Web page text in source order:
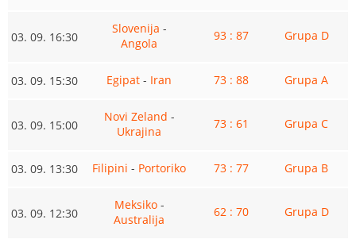
03. 09. 16:30
Slovenija -
Angola
93 : 87 Grupa D
03. 09. 15:30 Egipat - Iran 73 : 88 Grupa A
03. 09. 15:00
Novi Zeland -
Ukrajina
73 : 61 Grupa C
03. 09. 13:30 Filipini - Portoriko 73 : 77 Grupa B
03. 09. 12:30
Meksiko-
Australija
62 : 70 Grupa D